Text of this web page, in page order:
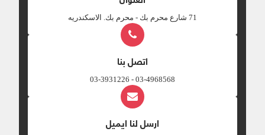
‎71 شارع محرم بك - محرم بك. الاسكندريه
اتصل بنا
03-4968568 - 03-3931226
ارسل لنا ايميل